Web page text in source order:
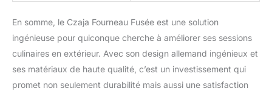
En somme, le Czaja Fourneau Fusée est une solution
ingénieuse pour quiconque cherche à améliorer ses sessions
culinaires en extérieur. Avec son design allemand ingénieux et
ses matériaux de haute qualité, c’est un investissement qui
promet non seulement durabilité mais aussi une satisfaction